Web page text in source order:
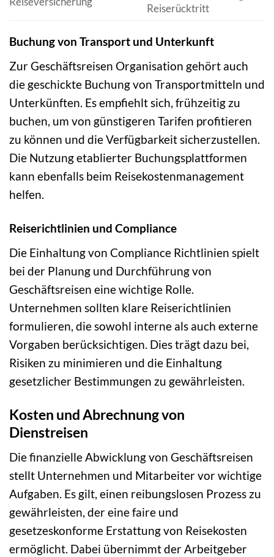
Reiserücktritt
Buchung von Transport und Unterkunft
Zur Geschäftsreisen Organisation gehört auch
die geschickte Buchung von Transportmitteln und
Unterkünften. Es empfiehlt sich, frühzeitig zu
buchen, um von günstigeren Tarifen profitieren
zu können und die Verfügbarkeit sicherzustellen.
Die Nutzung etablierter Buchungsplattformen
kann ebenfalls beim Reisekostenmanagement
helfen.
Reiserichtlinien und Compliance
Die Einhaltung von Compliance Richtlinien spielt
bei der Planung und Durchführung von
Geschäftsreisen eine wichtige Rolle.
Unternehmen sollten klare Reiserichtlinien
formulieren, die sowohl interne als auch externe
Vorgaben berücksichtigen. Dies trägt dazu bei,
Risiken zu minimieren und die Einhaltung
gesetzlicher Bestimmungen zu gewährleisten.
Kosten und Abrechnung von
Dienstreisen
Die finanzielle Abwicklung von Geschäftsreisen
stellt Unternehmen und Mitarbeiter vor wichtige
Aufgaben. Es gilt, einen reibungslosen Prozess zu
gewährleisten, der eine faire und
gesetzeskonforme Erstattung von Reisekosten
ermöglicht. Dabei übernimmt der Arbeitgeber